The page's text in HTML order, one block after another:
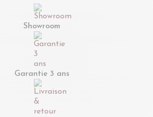
Showroom
Garantie 3 ans